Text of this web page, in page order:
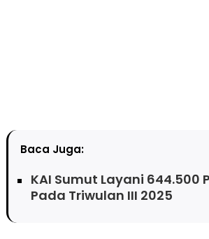
Baca Juga:
KAI Sumut Layani 644.500
Pada Triwulan III 2025